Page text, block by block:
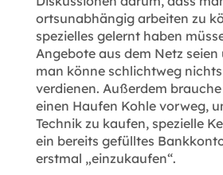
ortsunabhängig arbeiten zu
spezielles gelernt haben
Angebote aus dem Netz seien
man könne schlichtweg
verdienen. Außerdem
einen Haufen Kohle vorweg,
Technik zu kaufen, spezielle
ein bereits gefülltes
erstmal „einzukaufen“.